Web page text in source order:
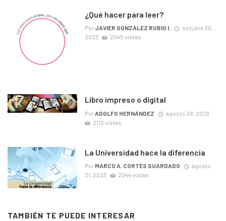
¿Qué hacer para leer?
Por JAVIER GONZÁLEZ RUBIO I.
octubre 30,
2023
2045 vistas
Libro impreso o digital
Por ADOLFO HERNÁNDEZ
agosto 28, 2023
2112 vistas
La Universidad hace la diferencia
Por MARCO A. CORTÉS GUARDADO
agosto
21, 2023
2044 vistas
TAMBIÉN TE PUEDE INTERESAR